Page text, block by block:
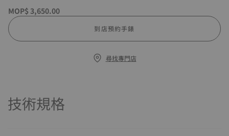
MOP$ 3,650.00
到店預約手錶
尋找專門店
技術規格